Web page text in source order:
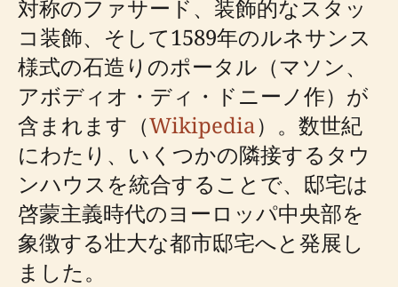
対称のファサード、装飾的なスタッ
コ装飾、そして1589年のルネサンス
様式の石造りのポータル（マソン、
アボディオ・ディ・ドニーノ作）が
含まれます（Wikipedia）。数世紀
にわたり、いくつかの隣接するタウ
ンハウスを統合することで、邸宅は
啓蒙主義時代のヨーロッパ中央部を
象徴する壮大な都市邸宅へと発展し
ました。